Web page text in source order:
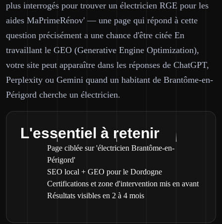
plus interrogés pour trouver un électricien RGE pour les
aides MaPrimeRénov' — une page qui répond à cette
question précisément a une chance d'être citée En
travaillant le GEO (Generative Engine Optimization),
votre site peut apparaître dans les réponses de ChatGPT,
Perplexity ou Gemini quand un habitant de Brantôme-en-
Périgord cherche un électricien.
L'essentiel à retenir
Page ciblée sur 'électricien Brantôme-en-
Périgord'
SEO local + GEO pour le Dordogne
Certifications et zone d'intervention mis en avant
Résultats visibles en 2 à 4 mois